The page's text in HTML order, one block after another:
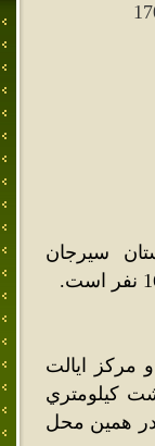
سيرجان
مرکز ايالت
کيلومتري
در همين محل